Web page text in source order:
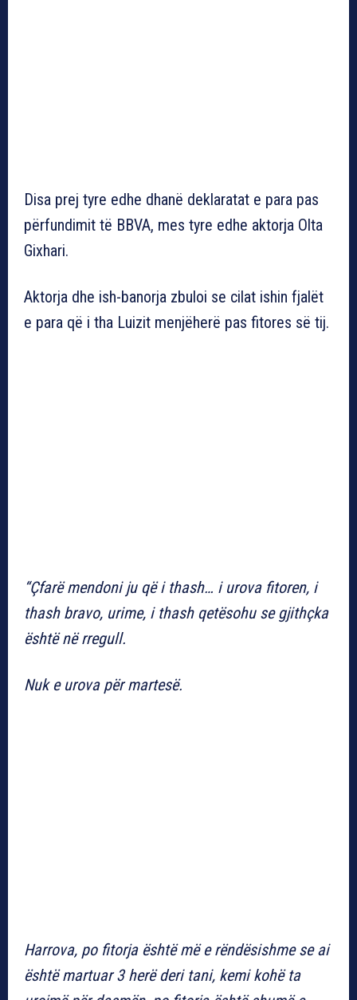
Disa prej tyre edhe dhanë deklaratat e para pas
përfundimit të BBVA, mes tyre edhe aktorja Olta
Gixhari.
Aktorja dhe ish-banorja zbuloi se cilat ishin fjalët
e para që i tha Luizit menjëherë pas fitores së tij.
“Çfarë mendoni ju që i thash… i urova fitoren, i
thash bravo, urime, i thash qetësohu se gjithçka
është në rregull.
Nuk e urova për martesë.
Harrova, po fitorja është më e rëndësishme se ai
është martuar 3 herë deri tani, kemi kohë ta